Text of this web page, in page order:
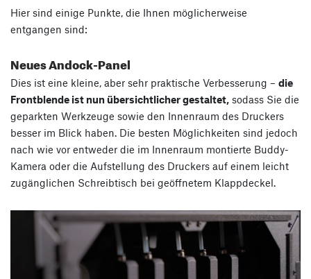
Hier sind einige Punkte, die Ihnen möglicherweise
entgangen sind:
Neues Andock-Panel
Dies ist eine kleine, aber sehr praktische Verbesserung – die
Frontblende ist nun übersichtlicher gestaltet, sodass Sie die
geparkten Werkzeuge sowie den Innenraum des Druckers
besser im Blick haben. Die besten Möglichkeiten sind jedoch
nach wie vor entweder die im Innenraum montierte Buddy-
Kamera oder die Aufstellung des Druckers auf einem leicht
zugänglichen Schreibtisch bei geöffnetem Klappdeckel.